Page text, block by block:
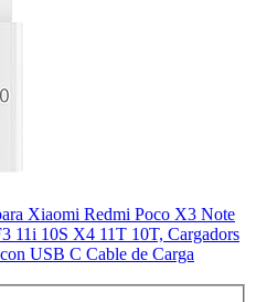
Xiaomi Redmi Poco X3 Note
11i 10S X4 11T 10T, Cargadors
USB C Cable de Carga